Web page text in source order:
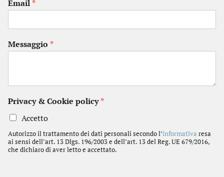
Email *
Messaggio *
Privacy & Cookie policy*
Accetto
Autorizzo il trattamento dei dati personali secondo l’informativa resa
ai sensi dell’art. 13 Dlgs. 196/2003 e dell’art. 13 del Reg. UE 679/2016,
che dichiaro di aver letto e accettato.